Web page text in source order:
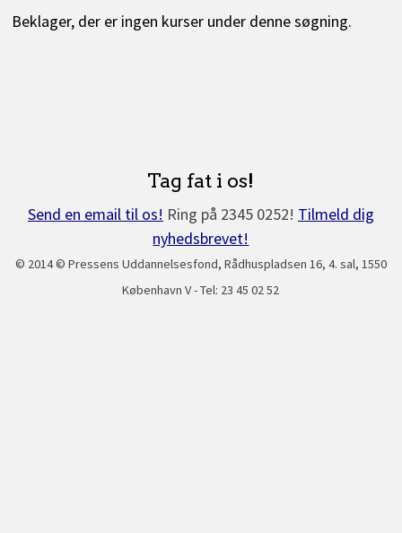
Beklager, der er ingen kurser under denne søgning.
Tag fat i os!
Send en email til os! Ring på 2345 0252! Tilmeld dig
nyhedsbrevet!
© 2014 © Pressens Uddannelsesfond, Rådhuspladsen 16, 4. sal, 1550
København V - Tel: 23 45 02 52